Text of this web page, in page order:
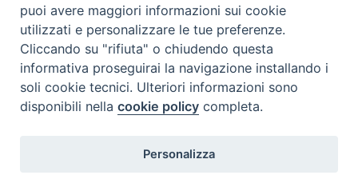
Contatti & Info
C.ne Aurelia, 50 – 00165 Roma
Contatti
Scrivi a: cnvf@chiesacattolica.it
puoi avere maggiori informazioni sui cookie
utilizzati e personalizzare le tue preferenze.
Cliccando su "rifiuta" o chiudendo questa
informativa proseguirai la navigazione installando i
soli cookie tecnici. Ulteriori informazioni sono
disponibili nellacookie policy completa.
Personalizza